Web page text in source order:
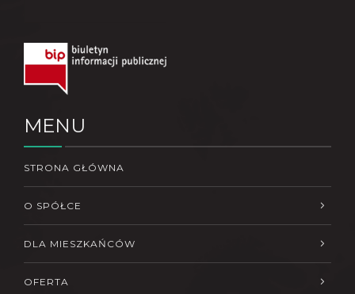
MENU
STRONA GŁÓWNA
O SPÓŁCE
DLA MIESZKAŃCÓW
OFERTA